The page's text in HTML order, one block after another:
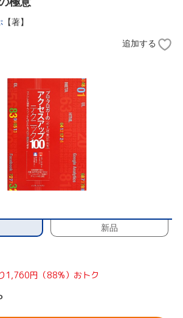
【著】
追加する
新品
1,760円（88%）おトク